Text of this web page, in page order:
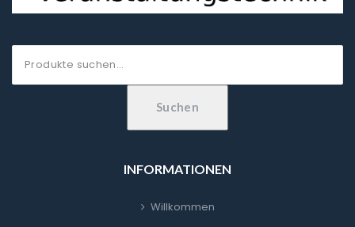
Suchen
INFORMATIONEN
Willkommen